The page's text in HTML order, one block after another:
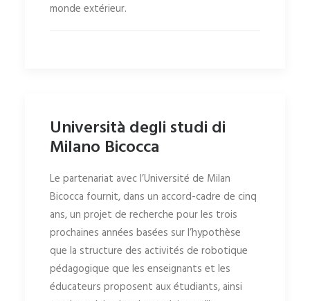
monde extérieur.
Università degli studi di
Milano Bicocca
Le partenariat avec l’Université de Milan
Bicocca fournit, dans un accord-cadre de cinq
ans, un projet de recherche pour les trois
prochaines années basées sur l’hypothèse
que la structure des activités de robotique
pédagogique que les enseignants et les
éducateurs proposent aux étudiants, ainsi